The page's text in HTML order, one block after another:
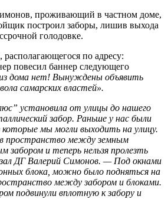
проживающий в частном доме,
построил заборы, лишив выхода
голодовке.
располагающегося по адресу:
повесил баннер следующего
дома нет! Вынуждены объявить
самарских властей».
установила от улицы до нашего
забор. Раньше у нас были
которые мы могли выходить на улицу.
пространство между земным
забором и теперь нельзя пролезть
ДГ Валерий Симонов. — Под окнами
блока, можно было подняться на
между забором и блоками.
подвинули вплотную к забору и